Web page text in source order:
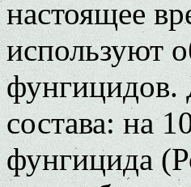
настоящее
используют
фунгицидов.
состава: на
фунгицида